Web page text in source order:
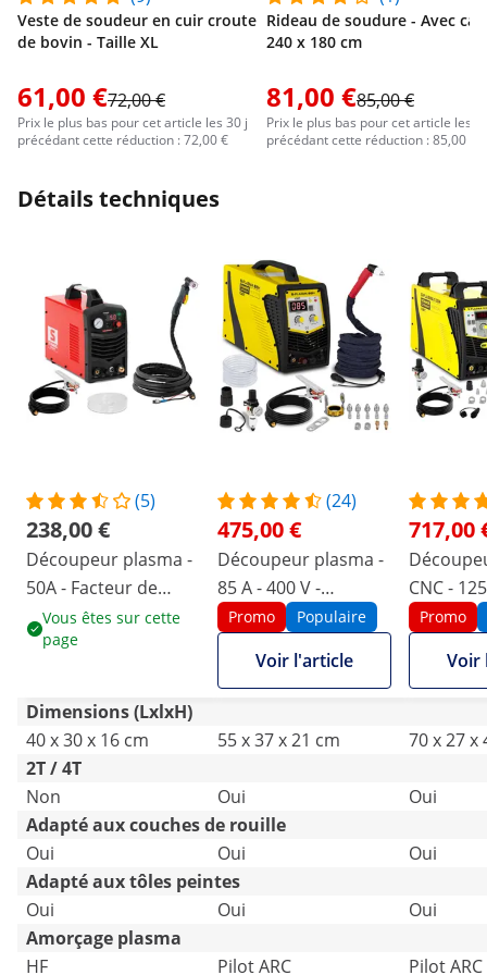
Veste de soudeur en cuir croute
de bovin - Taille XL
61,00 €72,00 €
Prix le plus bas pour cet article les 30 j
précédant cette réduction : 72,00 €
Rideau de soudure - Avec
240 x 180 cm
81,00 €85,00 €
Prix le plus bas pour cet article les
précédant cette réduction : 85,00 €
Détails techniques
(5)
238,00 €
Découpeur plasma -
50A - Facteur de
marche 60% - 230V -
IGBT - Amorçage HF
Vous êtes sur cette
page
(24)
475,00 €
Découpeur plasma -
85 A - 400 V -
Aamorçage arc
pilote
Promo Populaire
Voir l'article
717,00
CNC -
Arc pilote
Promo
Voir
Dimensions (LxlxH)
40 x 30 x 16 cm
55 x 37 x 21 cm
70 x 27 x
2T / 4T
Non
Oui
Oui
Adapté aux couches de rouille
Oui
Oui
Oui
Adapté aux tôles peintes
Oui
Oui
Oui
Amorçage plasma
HF
Pilot ARC Pilot ARC